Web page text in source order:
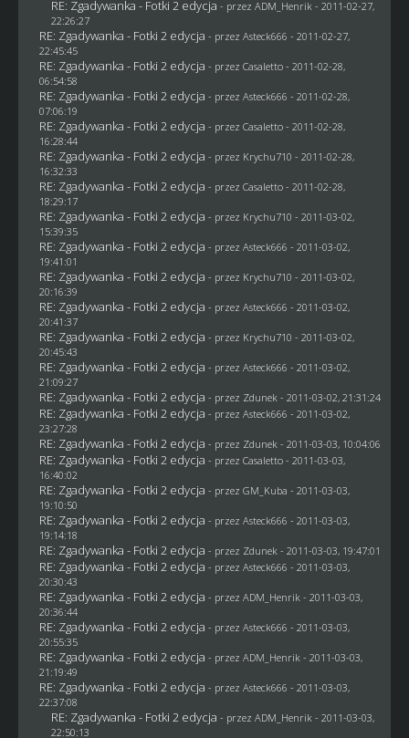
RE: Zgadywanka - Fotki 2 edycja - przez ADM_Henrik - 2011-02-27,
22:26:27
RE: Zgadywanka - Fotki 2 edycja - przez Asteck666 - 2011-02-27,
22:45:45
RE: Zgadywanka - Fotki 2 edycja - przez Casaletto- 2011-02-28,
06:54:58
RE: Zgadywanka - Fotki 2 edycja - przez Asteck666 - 2011-02-28,
07:06:19
RE: Zgadywanka - Fotki 2 edycja - przez Casaletto- 2011-02-28,
16:28:44
RE: Zgadywanka - Fotki 2 edycja - przez Krychu710 - 2011-02-28,
16:32:33
RE: Zgadywanka - Fotki 2 edycja - przez Casaletto- 2011-02-28,
18:29:17
RE: Zgadywanka - Fotki 2 edycja - przez Krychu710 - 2011-03-02,
15:39:35
RE: Zgadywanka - Fotki 2 edycja - przez Asteck666 - 2011-03-02,
19:41:01
RE: Zgadywanka - Fotki 2 edycja - przez Krychu710 - 2011-03-02,
20:16:39
RE: Zgadywanka - Fotki 2 edycja - przez Asteck666 - 2011-03-02,
20:41:37
RE: Zgadywanka - Fotki 2 edycja - przez Krychu710 - 2011-03-02,
20:45:43
RE: Zgadywanka - Fotki 2 edycja - przez Asteck666 - 2011-03-02,
21:09:27
RE: Zgadywanka - Fotki 2 edycja - przez Zdunek - 2011-03-02, 21:31:24
RE: Zgadywanka - Fotki 2 edycja - przez Asteck666 - 2011-03-02,
23:27:28
RE: Zgadywanka - Fotki 2 edycja - przez Zdunek - 2011-03-03, 10:04:06
RE: Zgadywanka - Fotki 2 edycja - przez Casaletto- 2011-03-03,
16:40:02
RE: Zgadywanka - Fotki 2 edycja - przez GM_Kuba - 2011-03-03,
19:10:50
RE: Zgadywanka - Fotki 2 edycja - przez Asteck666 - 2011-03-03,
19:14:18
RE: Zgadywanka - Fotki 2 edycja - przez Zdunek - 2011-03-03, 19:47:01
RE: Zgadywanka - Fotki 2 edycja - przez Asteck666 - 2011-03-03,
20:30:43
RE: Zgadywanka - Fotki 2 edycja - przez ADM_Henrik - 2011-03-03,
20:36:44
RE: Zgadywanka - Fotki 2 edycja - przez Asteck666 - 2011-03-03,
20:55:35
RE: Zgadywanka - Fotki 2 edycja - przez ADM_Henrik - 2011-03-03,
21:19:49
RE: Zgadywanka - Fotki 2 edycja - przez Asteck666 - 2011-03-03,
22:37:08
RE: Zgadywanka - Fotki 2 edycja - przez ADM_Henrik - 2011-03-03,
22:50:13